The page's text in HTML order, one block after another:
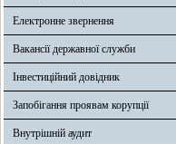
Електронне звернення
Вакансії державної служби
Інвестиційний довідник
Запобігання проявам корупції
Внутрішній аудит